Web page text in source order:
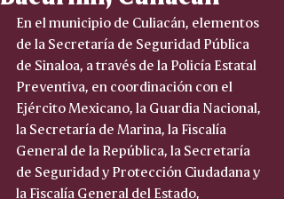
En el municipio de Culiacán, elementos
de la Secretaría de Seguridad Pública
de Sinaloa, a través de la Policía Estatal
Preventiva, en coordinación con el
Ejército Mexicano, la Guardia Nacional,
la Secretaría de Marina, la Fiscalía
General de la República, la Secretaría
de Seguridad y Protección Ciudadana y
la Fiscalía General del Estado,